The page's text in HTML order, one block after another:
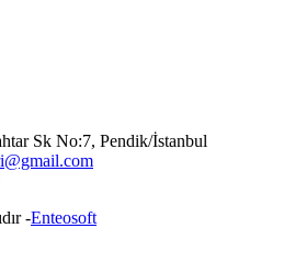
Sk No:7, Pendik/İstanbul
-Enteosoft